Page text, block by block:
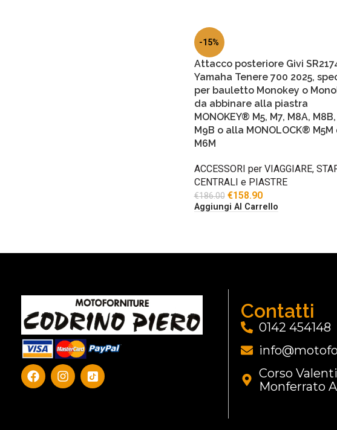
-15%
Attacco posteriore Givi
Yamaha Tenere 700 2025,
per bauletto Monokey o
da abbinare alla piastra
MONOKEY® M5, M7, M8A,
M9B o alla MONOLOCK® M5M
M6M
ACCESSORI per VIAGGIARE,
CENTRALI e PIASTRE
€186.00 €158.90
Aggiungi Al Carrello
Contatti
0142 454148
Corso
Monferrato